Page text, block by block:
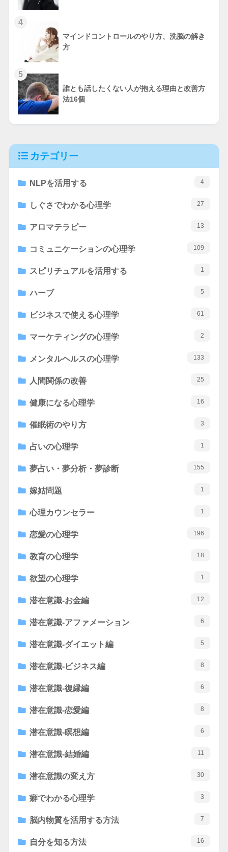
4
マインドコントロールのやり方、洗脳の解き
方
5
誰とも話したくない人が抱える理由と改善方
法16個
カテゴリー
NLPを活用する 4
しぐさでわかる心理学 27
アロマテラピー 13
コミュニケーションの心理学 109
スピリチュアルを活用する 1
ハーブ 5
ビジネスで使える心理学 61
マーケティングの心理学 2
メンタルヘルスの心理学 133
人間関係の改善 25
健康になる心理学 16
催眠術のやり方 3
占いの心理学 1
夢占い・夢分析・夢診断 155
嫁姑問題 1
心理カウンセラー 1
恋愛の心理学 196
教育の心理学 18
欲望の心理学 1
潜在意識-お金編 12
潜在意識-アファメーション 6
潜在意識-ダイエット編 5
潜在意識-ビジネス編 8
潜在意識-復縁編 6
潜在意識-恋愛編 8
潜在意識-瞑想編 6
潜在意識-結婚編 11
潜在意識の変え方 30
癖でわかる心理学 3
脳内物質を活用する方法 7
自分を知る方法 16